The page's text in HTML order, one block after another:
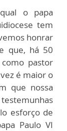
o papa
tem
honrar
que, há 50
pastor
é maior o
que nossa
esforço de
Paulo VI